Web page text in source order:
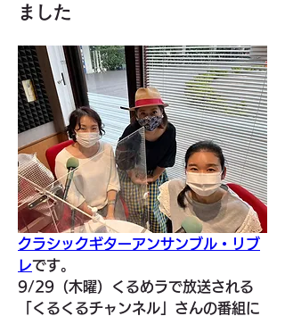
ました
クラシックギターアンサンブル・リブ
レです。
9/29（木曜）くるめラで放送される
「くるくるチャンネル」さんの番組に